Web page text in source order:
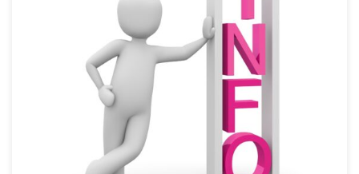
Hier finden Sie den Brief zum neuen Schuljahr und die
Informationen über unseren neuen „Schulmanager“: